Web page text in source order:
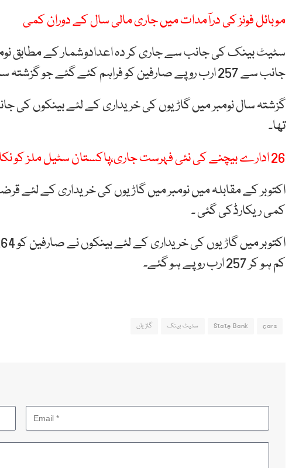
موبائل فونز کی درآمدات میں جاری مالی سال کے دوران کمی
سٹیٹ بینک کی جانب سے جاری کر دہ اعدادوشمار کے مطابق
جانب سے 257 ارب روپے صارفین کو فراہم کئے گئے جو گزشتہ سال نومبر کے مقابلہ میں 24.4 فیصد کم ہے۔
تھا۔
26 ادارے بیچنے کی نئی فہرست جاری،پاکستان سٹیل ملز کو نکال دیا گیا
کمی ریکارڈکی گئی ۔
کم ہو کر 257 ارب روپے ہو گئے۔
cars
State Bank سٹیٹ بینک گاڑیاں